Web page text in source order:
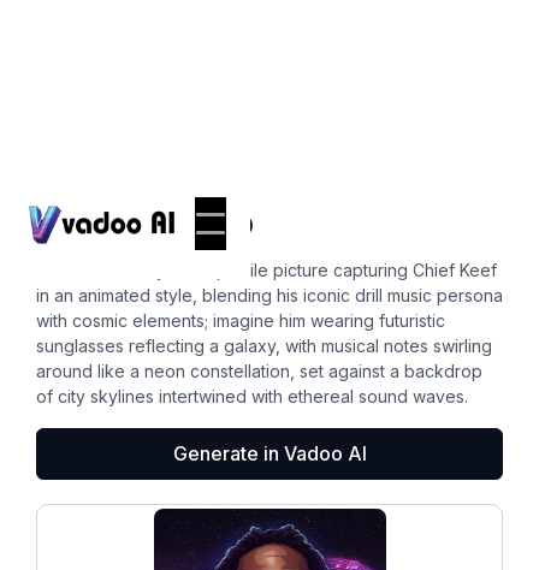
chief keef pfp
A vibrant and dynamic profile picture capturing Chief Keef
in an animated style, blending his iconic drill music persona
with cosmic elements; imagine him wearing futuristic
sunglasses reflecting a galaxy, with musical notes swirling
around like a neon constellation, set against a backdrop
of city skylines intertwined with ethereal sound waves.
Generate in Vadoo AI